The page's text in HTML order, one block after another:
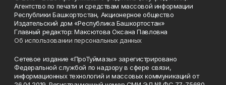
Агентство по печати и средствам массовой информации
Республики Башкортостан, Акционерное общество
Издательский дом «Республика Башкортостан»
Главный редактор: Максютова Оксана Павловна
Об использовании персональных данных
Сетевое издание «ПроТуймазы» зарегистрировано
Федеральной службой по надзору в сфере связи,
информационных технологий и массовых коммуникаций от